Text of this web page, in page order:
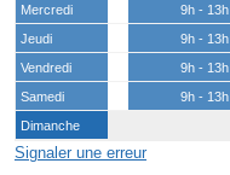
Mercredi
9h - 13h
Jeudi
9h - 13h
Vendredi
9h - 13h
Samedi
9h - 13h
Dimanche
Signaler une erreur